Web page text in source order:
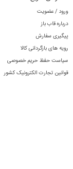
ورود / عضویت
درباره قاب باز
پیگیری سفارش
رویه های بازگردانی کالا
سیاست حفظ حریم خصوصی
قوانین تجارت الکترونیک کشور